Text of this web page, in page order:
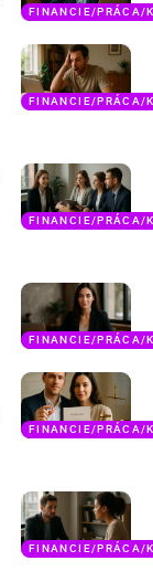
FINANCIE/PRÁCA/
FINANCIE/PRÁCA/
FINANCIE/PRÁCA/
FINANCIE/PRÁCA/
FINANCIE/PRÁCA/
FINANCIE/PRÁCA/